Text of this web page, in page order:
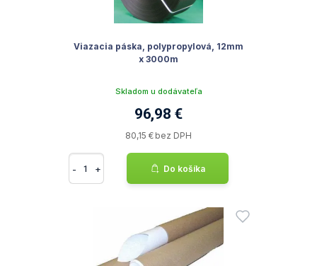
Viazacia páska, polypropylová, 12mm
x 3000m
Skladom u dodávateľa
96,98 €
80,15 € bez DPH
- + Do košíka